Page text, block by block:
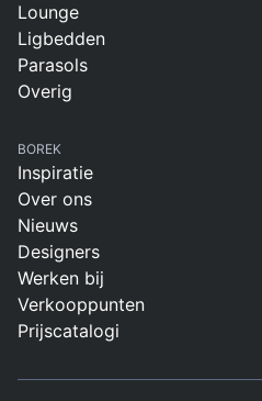
Lounge
Ligbedden
Parasols
Overig
BOREK
Inspiratie
Over ons
Nieuws
Designers
Werken bij
Verkooppunten
Prijscatalogi